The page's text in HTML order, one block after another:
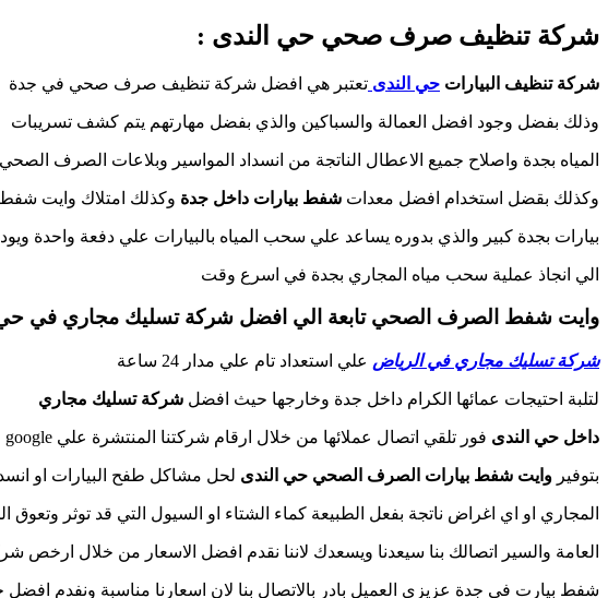
شركة تنظيف صرف صحي حي الندى :
شركة تنظيف البيارات حي الندى تعتبر هي افضل شركة تنظيف صرف صحي في جدة
وذلك بفضل وجود افضل العمالة والسباكين والذي بفضل مهارتهم يتم كشف تسريبات
المياه بجدة واصلاح جميع الاعطال الناتجة من انسداد المواسير وبلاعات الصرف الصحي
وكذلك بقضل استخدام افضل معدات شفط بيارات داخل جدة وكذلك امتلاك وايت شفط
بيارات بجدة كبير والذي بدوره يساعد علي سحب المياه بالبيارات علي دفعة واحدة
الي انجاذ عملية سحب مياه المجاري بجدة في اسرع وقت
وايت شفط الصرف الصحي تابعة الي افضل شركة تسليك مجاري في
شركة تسليك مجاري في الرياض علي استعداد تام علي مدار 24 ساعة
لتلبة احتيجات عمائها الكرام داخل جدة وخارجها حيث افضل شركة تسليك مجاري
داخل حي الندى فور تلقي اتصال عملائها من خلال ارقام شركتنا المنتشرة علي google
بتوفير وايت شفط بيارات الصرف الصحي حي الندى لحل مشاكل طفح البيارات او
المجاري او اي اغراض ناتجة بفعل الطبيعة كماء الشتاء او السيول التي قد توثر وتعوق
العامة والسير اتصالك بنا سيعدنا ويسعدك لاننا نقدم افضل الاسعار من خلال ارخص
شفط بيارت في جدة عزيزي العميل بادر بالاتصال بنا لان اسعارنا مناسبة ونفدم